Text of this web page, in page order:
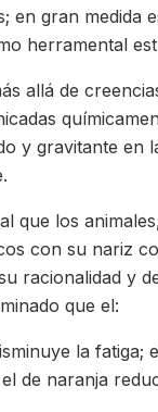
en gran medida
herramental
allá de
y gravitante en
que los
con su nariz
racionalidad y
que el:
la fatiga;
de naranja